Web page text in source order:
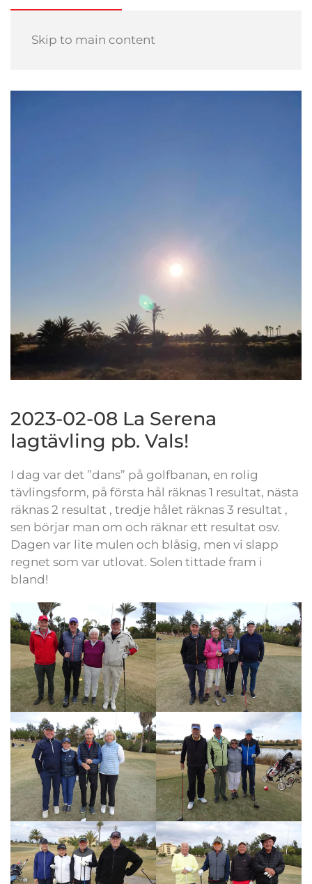
Skip to main content
2023-02-08 La Serena
lagtävling pb. Vals!
I dag var det ”dans” på golfbanan, en rolig
tävlingsform, på första hål räknas 1 resultat, nästa
räknas 2 resultat , tredje hålet räknas 3 resultat ,
sen börjar man om och räknar ett resultat osv.
Dagen var lite mulen och blåsig, men vi slapp
regnet som var utlovat. Solen tittade fram i
bland!